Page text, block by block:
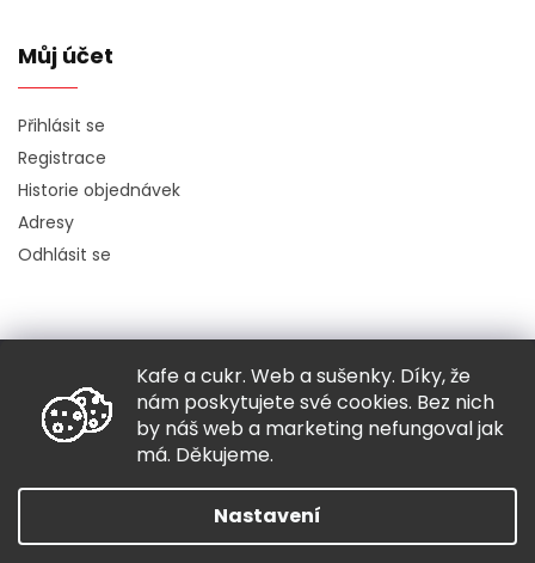
Kafe a cukr. Web a sušenky. Díky, že
nám poskytujete své cookies. Bez nich
by náš web a marketing nefungoval jak
má. Děkujeme.
Nastavení
Můj účet
Přihlásit se
Registrace
Historie objednávek
Adresy
Odhlásit se
Copyright 2026Hugo chodí bos. Všechna práva vyhrazena.
Grafický návrh vytvořil a nakódovalShoptak.cz